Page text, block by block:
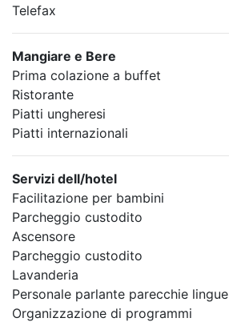
Telefax
Mangiare e Bere
Prima colazione a buffet
Ristorante
Piatti ungheresi
Piatti internazionali
Servizi dell/hotel
Facilitazione per bambini
Parcheggio custodito
Ascensore
Parcheggio custodito
Lavanderia
Personale parlante parecchie lingue
Organizzazione di programmi